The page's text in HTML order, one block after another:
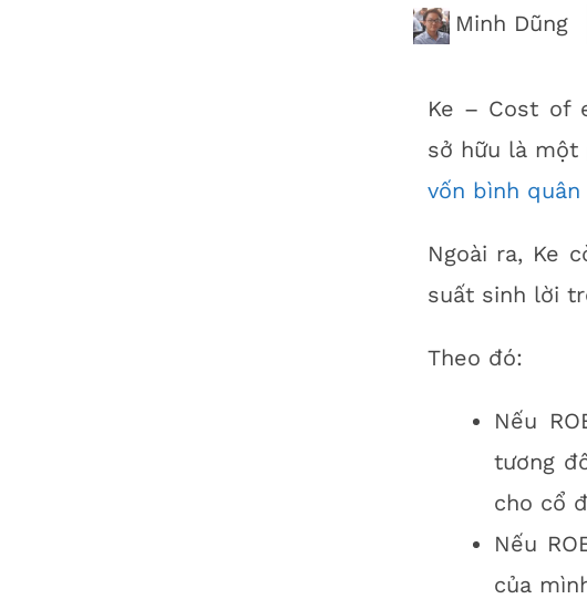
Minh Dũng
Ke – Cost of
sở hữu là một
vốn bình quân
Ngoài ra, Ke
suất sinh lời
Theo đó:
Nếu
tương
cho cổ
Nếu
của